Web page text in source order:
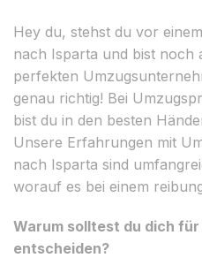
Hey du, stehst du vor
nach Isparta und bist noch
perfekten
genau richtig! Bei
bist du in den besten
Unsere Erfahrungen mit
nach Isparta sind
worauf es bei einem
Warum solltest du dich
entscheiden?